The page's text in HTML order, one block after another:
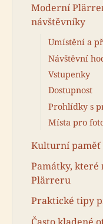
Moderní
návštěvníky
Umístění a
Návštěvní
Vstupenky
Dostupnost
Prohlídky s
Místa pro
Kulturní
Památky,
Plärreru
Praktické tipy
Často kladené